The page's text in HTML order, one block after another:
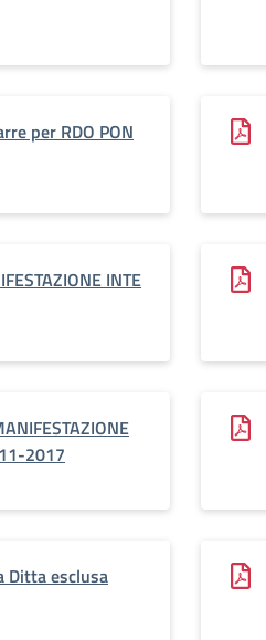
per RDO PON
INTE
2017
Ditta esclusa